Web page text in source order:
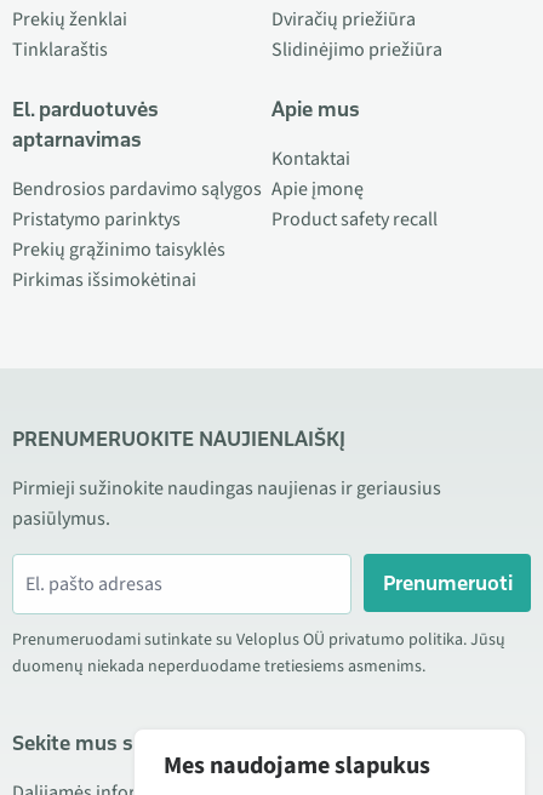
Prekių ženklai
Tinklaraštis
El. parduotuvės
aptarnavimas
Bendrosios pardavimo sąlygos
Pristatymo parinktys
Prekių grąžinimo taisyklės
Pirkimas išsimokėtinai
Dviračių priežiūra
Slidinėjimo priežiūra
Apie mus
Kontaktai
Apie įmonę
Product safety recall
PRENUMERUOKITE NAUJIENLAIŠKĮ
Pirmieji sužinokite naudingas naujienas ir geriausius
pasiūlymus.
Prenumeruoti
Prenumeruodami sutinkate su Veloplus OÜ privatumo politika. Jūsų
duomenų niekada neperduodame tretiesiems asmenims.
Sekite mus socialiniuose tinkluose
Mes naudojame slapukus